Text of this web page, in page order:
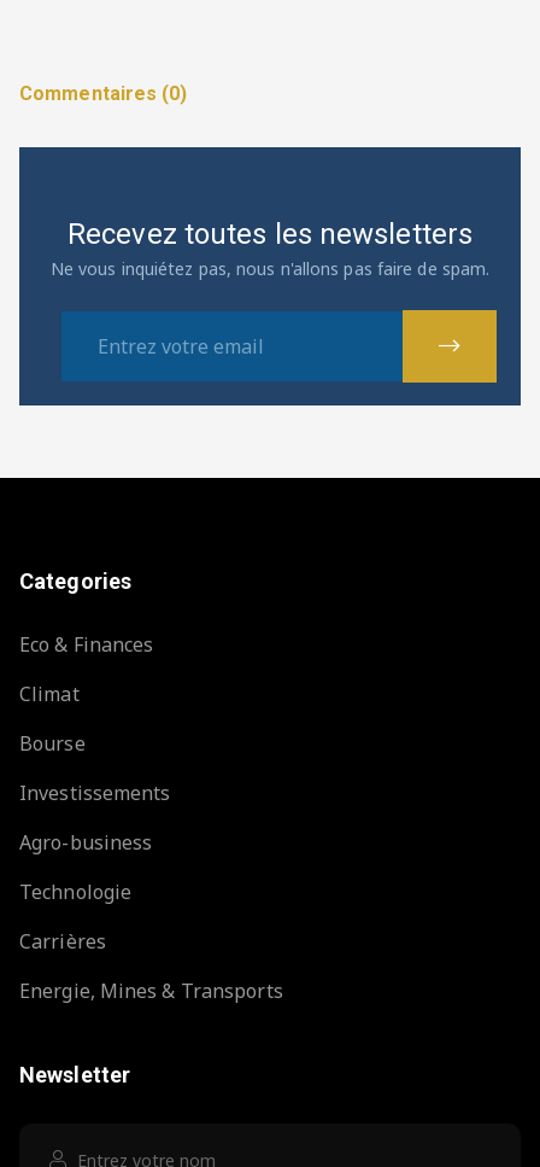
Commentaires (0)
Recevez toutes les newsletters
Ne vous inquiétez pas, nous n'allons pas faire de spam.
Categories
Eco & Finances
Climat
Bourse
Investissements
Agro-business
Technologie
Carrières
Energie, Mines & Transports
Newsletter